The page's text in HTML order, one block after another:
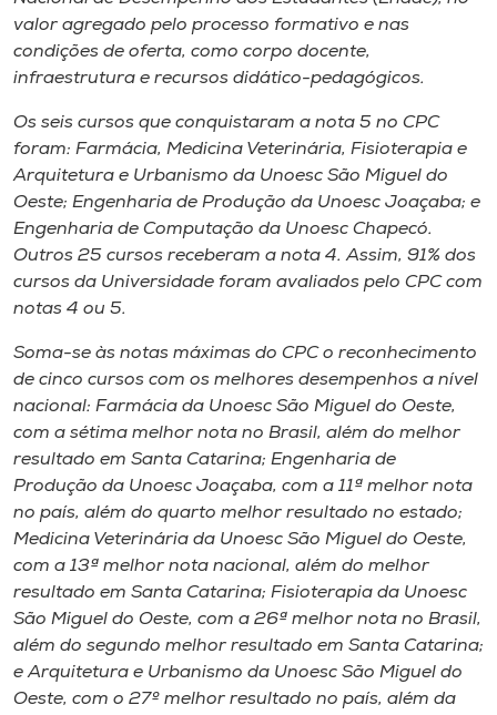
A-
valor agregado pelo processo formativo e nas
condições de oferta, como corpo docente,
infraestrutura e recursos didático-pedagógicos.
Os seis cursos que conquistaram a nota 5 no CPC
foram: Farmácia, Medicina Veterinária, Fisioterapia e
Arquitetura e Urbanismo da Unoesc São Miguel do
Oeste; Engenharia de Produção da Unoesc Joaçaba; e
Engenharia de Computação da Unoesc Chapecó.
Outros 25 cursos receberam a nota 4. Assim, 91% dos
cursos da Universidade foram avaliados pelo CPC com
notas 4 ou 5.
Soma-se às notas máximas do CPC o reconhecimento
de cinco cursos com os melhores desempenhos a nível
nacional: Farmácia da Unoesc São Miguel do Oeste,
com a sétima melhor nota no Brasil, além do melhor
resultado em Santa Catarina; Engenharia de
Produção da Unoesc Joaçaba, com a 11ª melhor nota
no país, além do quarto melhor resultado no estado;
Medicina Veterinária da Unoesc São Miguel do Oeste,
com a 13ª melhor nota nacional, além do melhor
resultado em Santa Catarina; Fisioterapia da Unoesc
São Miguel do Oeste, com a 26ª melhor nota no Brasil,
além do segundo melhor resultado em Santa Catarina;
e Arquitetura e Urbanismo da Unoesc São Miguel do
Oeste, com o 27º melhor resultado no país, além da